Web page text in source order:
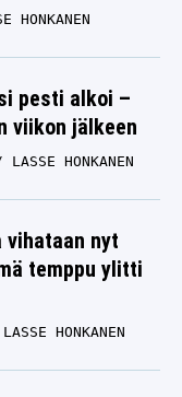
HONKANEN
pesti alkoi –
viikon jälkeen
LASSE HONKANEN
vihataan nyt
temppu ylitti
LASSE HONKANEN